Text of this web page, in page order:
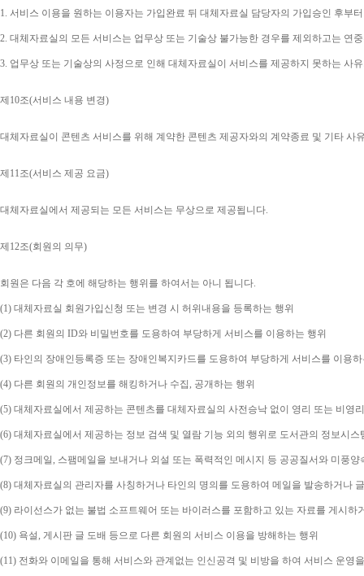
1. 서비스 이용을 원하는 이용자는 가입완료 뒤 대체자료실 담당자의 가입승인 후부
2. 대체자료실의 모든 서비스는 업무상 또는 기술상 불가능한 경우를 제외하고는 연
3. 업무상 또는 기술상의 사정으로 인해 대체자료실이 서비스를 제공하지 못하는 사
제 10조(서비스 내용 변경)
대체자료실이 콘텐츠 서비스를 위해 계약한 콘텐츠 제공자와의 계약종료 및 기타
제 11조(서비스 제공 요금)
대체자료실에서 제공되는 모든 서비스는 무상으로 제공됩니다.
제 12조(회원의 의무)
회원은 다음 각 호에 해당하는 행위를 하여서는 아니 됩니다.
(1) 대체자료실 회원가입신청 또는 변경 시 허위내용을 등록하는 행위
(2) 다른 회원의 ID와 비밀번호를 도용하여 부당하게 서비스를 이용하는 행위
(3) 타인의 장애인등록증 또는 장애인복지카드를 도용하여 부당하게 서비스를 이용
(4) 다른 회원의 개인정보를 해킹하거나 수집, 공개하는 행위
(5) 대체자료실에서 제공하는 콘텐츠를 대체자료실의 사전승낙 없이 영리 또는 비영
(6) 대체자료실에서 제공하는 정보 검색 및 열람 기능 외의 행위로 도서관의 정보시스
(7) 정크메일 , 스팸메일을 보내거나 외설 또는 폭력적인 메시지 등 공공질서와 미풍
(8) 대체자료실의 관리자를 사칭하거나 타인의 명의를 도용하여 메일을 발송하거나
(9) 라이선스가 없는 불법 소프트웨어 또는 바이러스를 포함하고 있는 자료를 게시하
(10) 욕설, 게시판 글 도배 등으로 다른 회원의 서비스 이용을 방해하는 행위
(11) 전화와 이메일을 통해 서비스와 관계없는 인신공격 및 비방을 하여 서비스 운영